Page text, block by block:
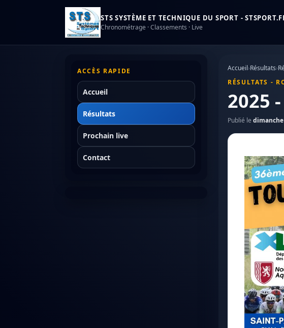
STS SYSTÈME ET TECHNIQUE DU SPORT -
Chronométrage · Classements · Live
ACCÈS RAPIDE
Accueil
Résultats
Prochain live
Contact
Accueil›Résultats›
RÉSULTATS -
2025
Publié le